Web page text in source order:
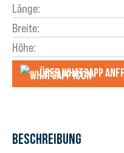
Länge:
Breite:
Höhe:
Über WhatsApp
Beschreibung